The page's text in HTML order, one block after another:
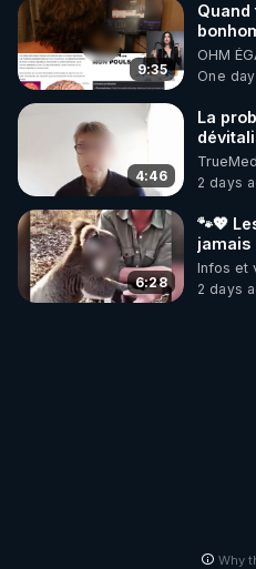
9:35
Quand
ondes
OHM
One
4:46
La
2 days
6:28
🐾💖
🥹❤️
Infos et
2 days
Why